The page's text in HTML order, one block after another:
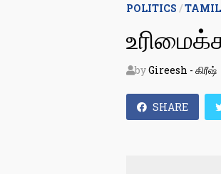
POLITICS /TAMIL
byGireesh - கிரீஷ்
SHARE